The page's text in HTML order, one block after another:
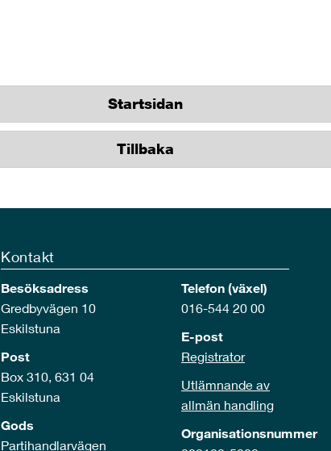
Startsidan
Tillbaka
Kontakt
Besöksadress
Gredbyvägen 10
Eskilstuna
Post
Box 310, 631 04
Eskilstuna
Gods
Partihandlarvägen
Telefon (växel)
016-544 20 00
E-post
Registrator
Utlämnande av
allmän handling
Organisationsnummer